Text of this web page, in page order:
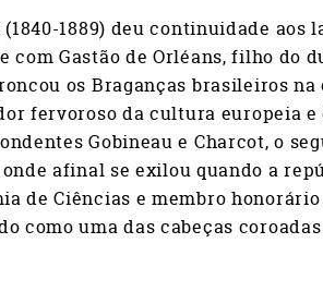
(1840-1889) deu continuidade aos
com Gastão de Orléans, filho do
os Braganças brasileiros
fervoroso da cultura europeia
Gobineau e Charcot, o
afinal se exilou quando a
de Ciências e membro
como uma das cabeças